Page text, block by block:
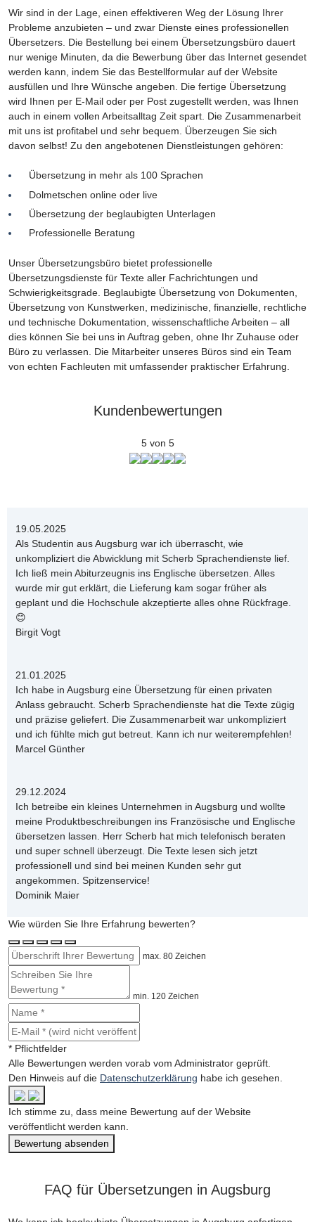
Wir sind in der Lage, einen effektiveren Weg der Lösung Ihrer
Probleme anzubieten – und zwar Dienste eines professionellen
Übersetzers. Die Bestellung bei einem Übersetzungsbüro dauert
nur wenige Minuten, da die Bewerbung über das Internet gesendet
werden kann, indem Sie das Bestellformular auf der Website
ausfüllen und Ihre Wünsche angeben. Die fertige Übersetzung
wird Ihnen per E-Mail oder per Post zugestellt werden, was Ihnen
auch in einem vollen Arbeitsalltag Zeit spart. Die Zusammenarbeit
mit uns ist profitabel und sehr bequem. Überzeugen Sie sich
davon selbst! Zu den angebotenen Dienstleistungen gehören:
Übersetzung in mehr als 100 Sprachen
Dolmetschen online oder live
Übersetzung der beglaubigten Unterlagen
Professionelle Beratung
Unser Übersetzungsbüro bietet professionelle
Übersetzungsdienste für Texte aller Fachrichtungen und
Schwierigkeitsgrade. Beglaubigte Übersetzung von Dokumenten,
Übersetzung von Kunstwerken, medizinische, finanzielle, rechtliche
und technische Dokumentation, wissenschaftliche Arbeiten – all
dies können Sie bei uns in Auftrag geben, ohne Ihr Zuhause oder
Büro zu verlassen. Die Mitarbeiter unseres Büros sind ein Team
von echten Fachleuten mit umfassender praktischer Erfahrung.
Kundenbewertungen
5 von 5
19.05.2025
Als Studentin aus Augsburg war ich überrascht, wie
unkompliziert die Abwicklung mit Scherb Sprachendienste lief.
Ich ließ mein Abiturzeugnis ins Englische übersetzen. Alles
wurde mir gut erklärt, die Lieferung kam sogar früher als
geplant und die Hochschule akzeptierte alles ohne Rückfrage.
😊
Birgit Vogt
21.01.2025
Ich habe in Augsburg eine Übersetzung für einen privaten
Anlass gebraucht. Scherb Sprachendienste hat die Texte zügig
und präzise geliefert. Die Zusammenarbeit war unkompliziert
und ich fühlte mich gut betreut. Kann ich nur weiterempfehlen!
Marcel Günther
29.12.2024
Ich betreibe ein kleines Unternehmen in Augsburg und wollte
meine Produktbeschreibungen ins Französische und Englische
übersetzen lassen. Herr Scherb hat mich telefonisch beraten
und super schnell überzeugt. Die Texte lesen sich jetzt
professionell und sind bei meinen Kunden sehr gut
angekommen. Spitzenservice!
Dominik Maier
Wie würden Sie Ihre Erfahrung bewerten?
max. 80 Zeichen
min. 120 Zeichen
* Pflichtfelder
Alle Bewertungen werden vorab vom Administrator geprüft.
Den Hinweis auf die Datenschutzerklärung habe ich gesehen.
Ich stimme zu, dass meine Bewertung auf der Website
veröffentlicht werden kann.
Bewertung absenden
FAQ für Übersetzungen in Augsburg